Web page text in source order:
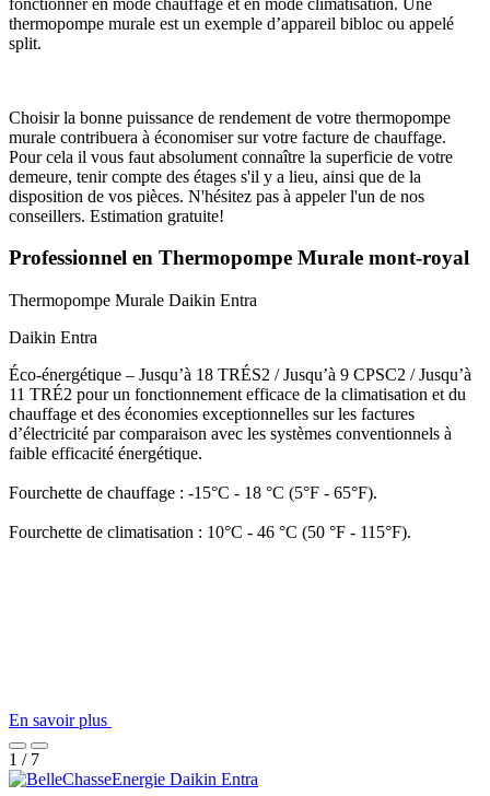
thermopompe murale est un exemple d’appareil bibloc ou appelé
split.
Choisir la bonne puissance de rendement de votre thermopompe
murale contribuera à économiser sur votre facture de chauffage.
Pour cela il vous faut absolument connaître la superficie de votre
demeure, tenir compte des étages s'il y a lieu, ainsi que de la
disposition de vos pièces. N'hésitez pas à appeler l'un de nos
conseillers. Estimation gratuite!
Professionnel en Thermopompe Murale mont-royal
Thermopompe Murale Daikin Entra
Daikin Entra
Éco-énergétique – Jusqu’à 18 TRÉS2 / Jusqu’à 9 CPSC2 / Jusqu’à
11 TRÉ2 pour un fonctionnement efficace de la climatisation et du
chauffage et des économies exceptionnelles sur les factures
d’électricité par comparaison avec les systèmes conventionnels à
faible efficacité énergétique.
Fourchette de chauffage : -15°C - 18 °C (5°F - 65°F).
Fourchette de climatisation : 10°C - 46 °C (50 °F - 115°F).
En savoir plus
1 / 7